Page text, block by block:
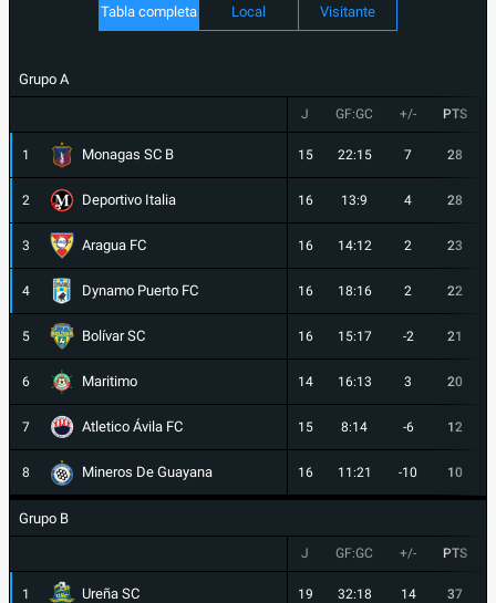
Tabla completa Local Visitante
Grupo A
J GF:GC +/- PTS
1 Monagas SC B 15 22:15 7 28
2 Deportivo Italia 16 13:9 4 28
3 Aragua FC 16 14:12 2 23
4 Dynamo Puerto FC 16 18:16 2 22
5 Bolívar SC 16 15:17 -2 21
6 Maritimo 14 16:13 3 20
7 Atletico Ávila FC 15 8:14 -6 12
8 Mineros De Guayana 16 11:21 -10 10
Grupo B
J GF:GC +/- PTS
1 Ureña SC 19 32:18 14 37